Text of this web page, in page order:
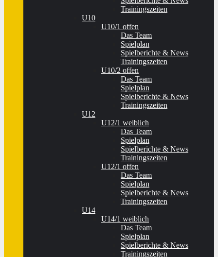
Trainingszeiten
U10
U10/1 offen
Das Team
Spielplan
Spielberichte & News
Trainingszeiten
U10/2 offen
Das Team
Spielplan
Spielberichte & News
Trainingszeiten
U12
U12/1 weiblich
Das Team
Spielplan
Spielberichte & News
Trainingszeiten
U12/1 offen
Das Team
Spielplan
Spielberichte & News
Trainingszeiten
U14
U14/1 weiblich
Das Team
Spielplan
Spielberichte & News
Trainingszeiten